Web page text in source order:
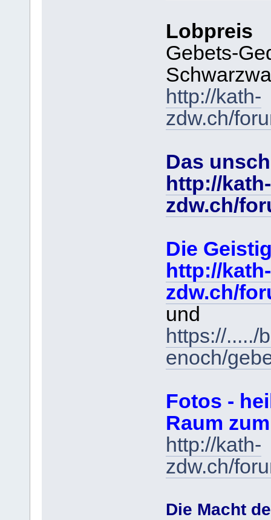
Lobpreis
Gebets-
http://kath-
zdw.ch/
Das
http://kath-
zdw.ch/
Die
http://kath-
zdw.ch/
und
https://...../
enoch/
Fotos -
Raum
http://kath-
zdw.ch/
Die Macht